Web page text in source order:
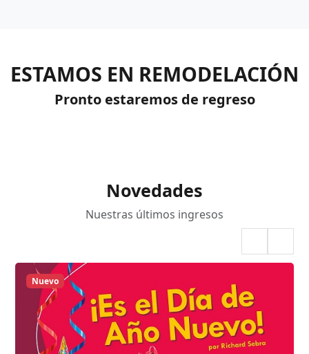
ESTAMOS EN REMODELACIÓN
Pronto estaremos de regreso
Novedades
Nuestras últimos ingresos
Nuevo